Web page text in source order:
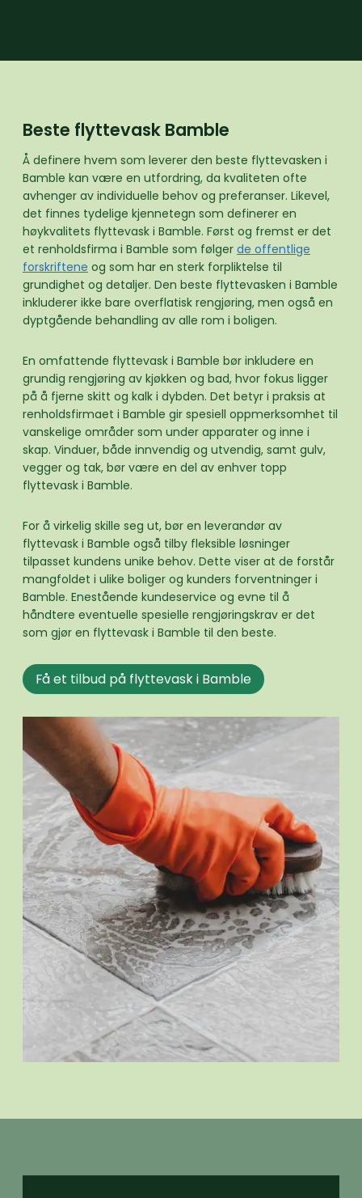
Beste flyttevask Bamble
Å definere hvem som leverer den beste flyttevasken i
Bamble kan være en utfordring, da kvaliteten ofte
avhenger av individuelle behov og preferanser. Likevel,
det finnes tydelige kjennetegn som definerer en
høykvalitets flyttevask i Bamble. Først og fremst er det
et renholdsfirma i Bamble som følger de offentlige
forskriftene og som har en sterk forpliktelse til
grundighet og detaljer. Den beste flyttevasken i Bamble
inkluderer ikke bare overflatisk rengjøring, men også en
dyptgående behandling av alle rom i boligen.
En omfattende flyttevask i Bamble bør inkludere en
grundig rengjøring av kjøkken og bad, hvor fokus ligger
på å fjerne skitt og kalk i dybden. Det betyr i praksis at
renholdsfirmaet i Bamble gir spesiell oppmerksomhet til
vanskelige områder som under apparater og inne i
skap. Vinduer, både innvendig og utvendig, samt gulv,
vegger og tak, bør være en del av enhver topp
flyttevask i Bamble.
For å virkelig skille seg ut, bør en leverandør av
flyttevask i Bamble også tilby fleksible løsninger
tilpasset kundens unike behov. Dette viser at de forstår
mangfoldet i ulike boliger og kunders forventninger i
Bamble. Enestående kundeservice og evne til å
håndtere eventuelle spesielle rengjøringskrav er det
som gjør en flyttevask i Bamble til den beste.
Få et tilbud på flyttevask i Bamble